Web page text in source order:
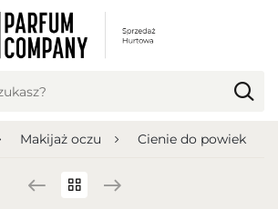
Makijaż oczu Cienie do powiek
REGIONALNE